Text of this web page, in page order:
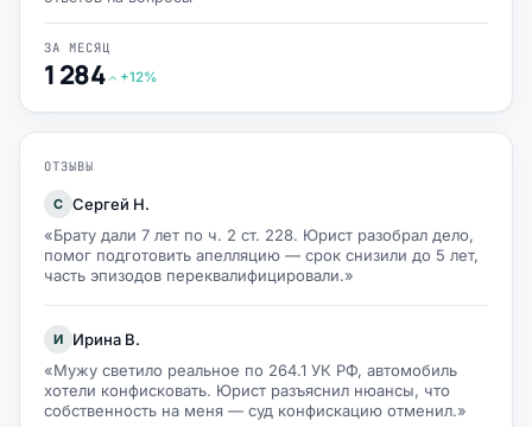
ЗА МЕСЯЦ
1 284 +12%
ОТЗЫВЫ
С Сергей Н.
«Брату дали 7 лет по ч. 2 ст. 228. Юрист разобрал дело,
помог подготовить апелляцию — срок снизили до 5 лет,
часть эпизодов переквалифицировали.»
И
Ирина В.
«Мужу светило реальное по 264.1 УК РФ, автомобиль
хотели конфисковать. Юрист разъяснил нюансы, что
собственность на меня — суд конфискацию отменил.»